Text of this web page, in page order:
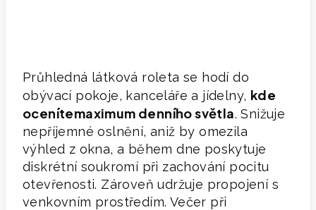
Průhledná látková roleta se hodí do
obývací pokoje, kanceláře a jídelny, kde
ocenítemaximum denního světla. Snižuje
nepříjemné oslnění, aniž by omezila
výhled z okna, a během dne poskytuje
diskrétní soukromí při zachování pocitu
otevřenosti. Zároveň udržuje propojení s
venkovním prostředím. Večer při